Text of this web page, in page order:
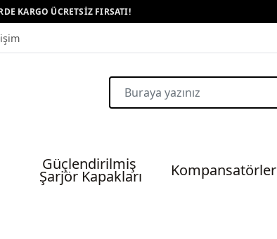
KARGO ÜCRETSİZ FIRSATI!
Güçlendirilmiş
Şarjör Kapakları Kompansatörler